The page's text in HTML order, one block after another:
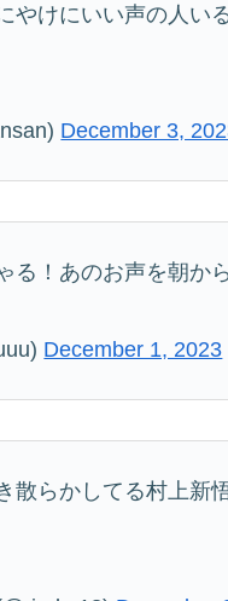
やけにいい声の人い
December 3,
る！あのお声を朝か
December 1, 2023
散らかしてる村上新